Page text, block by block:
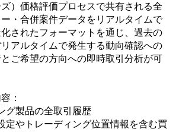
ズ）価格評価プロセスで共有される全
・合併案件データをリアルタイムで
されたフォーマットを通じ、過去の
アルタイムで発生する動向確認への
ご希望の方向への即時取引分析が可
：
グ製品の全取引履歴
定やトレーディング位置情報を含む買